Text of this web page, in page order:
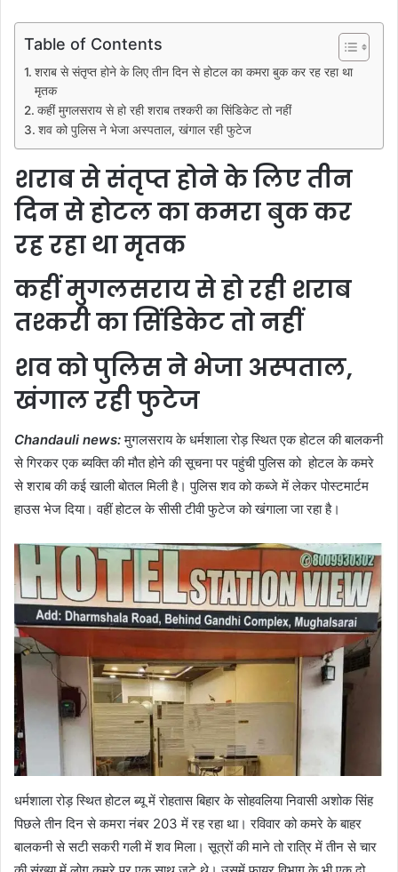
Table of Contents
शराब से संतृप्त होने के लिए तीन दिन से होटल का कमरा बुक कर रह रहा था
मृतक
कहीं मुगलसराय से हो रही शराब तश्करी का सिंडिकेट तो नहीं
शव को पुलिस ने भेजा अस्पताल, खंगाल रही फुटेज
शराब से संतृप्त होने के लिए तीन
दिन से होटल का कमरा बुक कर
रह रहा था मृतक
कहीं मुगलसराय से हो रही शराब
तश्करी का सिंडिकेट तो नहीं
शव को पुलिस ने भेजा अस्पताल,
खंगाल रही फुटेज
Chandauli news:मुगलसराय के धर्मशाला रोड़ स्थित एक होटल की बालकनी
से गिरकर एक ब्यक्ति की मौत होने की सूचना पर पहुंची पुलिस को होटल के कमरे
से शराब की कई खाली बोतल मिली है। पुलिस शव को कब्जे में लेकर पोस्टमार्टम
हाउस भेज दिया। वहीं होटल के सीसी टीवी फुटेज को खंगाला जा रहा है।
धर्मशाला रोड़ स्थित होटल ब्यू में रोहतास बिहार के सोहवलिया निवासी अशोक सिंह
पिछले तीन दिन से कमरा नंबर 203 में रह रहा था। रविवार को कमरे के बाहर
बालकनी से सटी सकरी गली में शव मिला। सूत्रों की माने तो रात्रि में तीन से चार